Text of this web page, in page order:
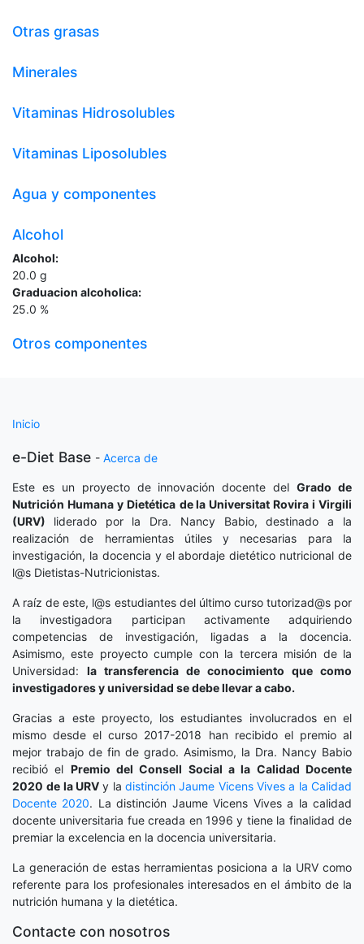
Otras grasas
Minerales
Vitaminas Hidrosolubles
Vitaminas Liposolubles
Agua y componentes
Alcohol
Alcohol:
20.0 g
Graduacion alcoholica:
25.0 %
Otros componentes
Inicio
e-Diet Base - Acerca de
Este es un proyecto de innovación docente delGrado de
Nutrición Humana y Dietética de la Universitat Rovira i Virgili
(URV) liderado por la Dra. Nancy Babio, destinado a la
realización de herramientas útiles y necesarias para la
investigación, la docencia y el abordaje dietético nutricional de
l@s Dietistas-Nutricionistas.
A raíz de este, l@s estudiantes del último curso tutorizad@s por
la investigadora participan activamente adquiriendo
competencias de investigación, ligadas a la docencia.
Asimismo, este proyecto cumple con la tercera misión de la
Universidad: la transferencia de conocimiento que como
investigadores y universidad se debe llevar a cabo.
Gracias a este proyecto, los estudiantes involucrados en el
mismo desde el curso 2017-2018 han recibido el premio al
mejor trabajo de fin de grado. Asimismo, la Dra. Nancy Babio
recibió el Premio del Consell Social a la Calidad Docente
2020 de la URV y ladistinción Jaume Vicens Vives a la Calidad
Docente 2020. La distinción Jaume Vicens Vives a la calidad
docente universitaria fue creada en 1996 y tiene la finalidad de
premiar la excelencia en la docencia universitaria.
La generación de estas herramientas posiciona a la URV como
referente para los profesionales interesados en el ámbito de la
nutrición humana y la dietética.
Contacte con nosotros